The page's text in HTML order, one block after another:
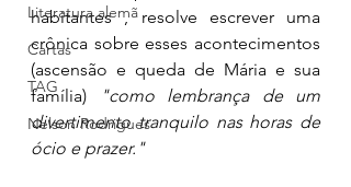
Literatura alemã
Cartas
TAG
Nelson Rodrigues
habitantes , resolve escrever uma
crônica sobre esses acontecimentos
(ascensão e queda de Mária e sua
família)
"como lembrança de um
divertimento tranquilo nas horas de
ócio e prazer."